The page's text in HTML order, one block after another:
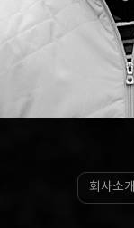
회사소개